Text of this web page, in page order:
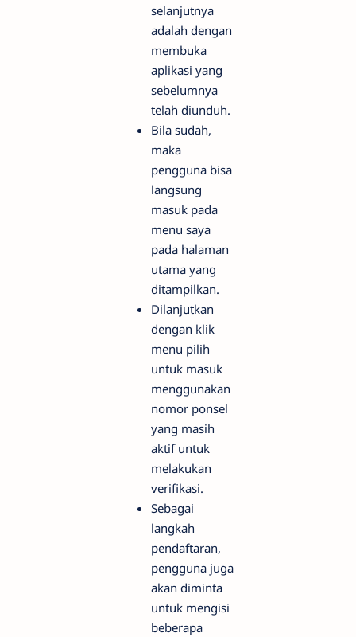
selanjutnya
adalah dengan
membuka
aplikasi yang
sebelumnya
telah diunduh.
Bila sudah,
maka
pengguna bisa
langsung
masuk pada
menu saya
pada halaman
utama yang
ditampilkan.
Dilanjutkan
dengan klik
menu pilih
untuk masuk
menggunakan
nomor ponsel
yang masih
aktif untuk
melakukan
verifikasi.
Sebagai
langkah
pendaftaran,
pengguna juga
akan diminta
untuk mengisi
beberapa